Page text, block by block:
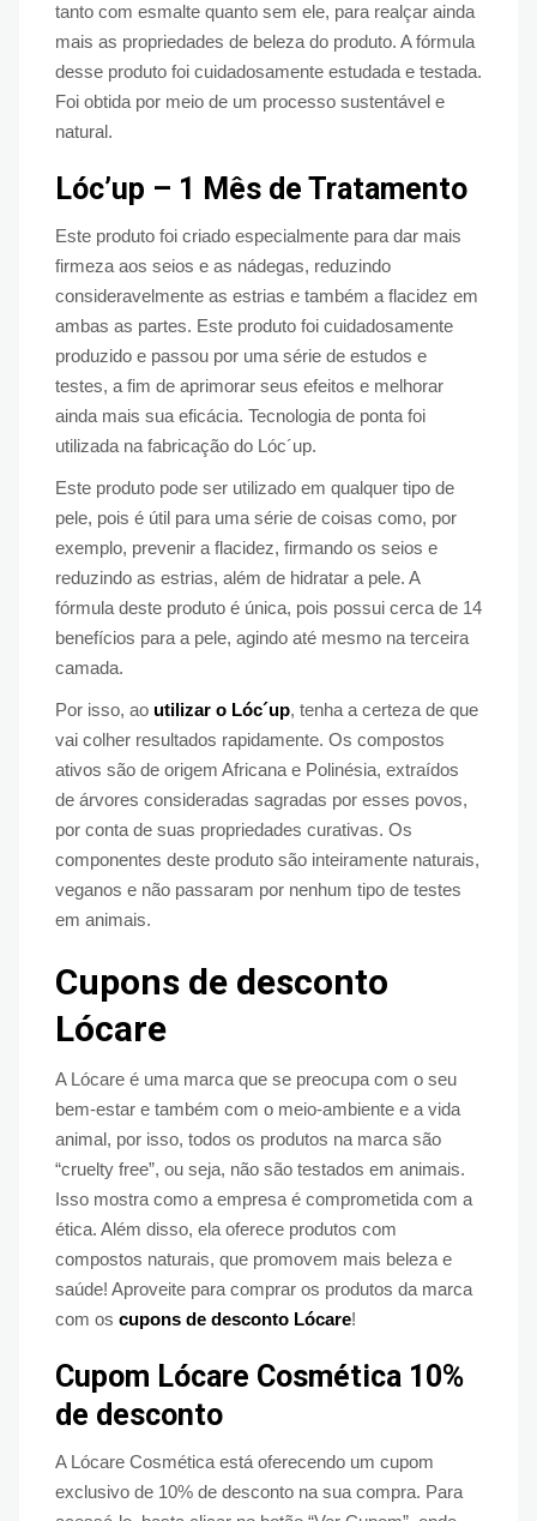
tanto com esmalte quanto sem ele, para realçar ainda
mais as propriedades de beleza do produto. A fórmula
desse produto foi cuidadosamente estudada e testada.
Foi obtida por meio de um processo sustentável e
natural.
Lóc’up – 1 Mês de Tratamento
Este produto foi criado especialmente para dar mais
firmeza aos seios e as nádegas, reduzindo
consideravelmente as estrias e também a flacidez em
ambas as partes. Este produto foi cuidadosamente
produzido e passou por uma série de estudos e
testes, a fim de aprimorar seus efeitos e melhorar
ainda mais sua eficácia. Tecnologia de ponta foi
utilizada na fabricação do Lóc´up.
Este produto pode ser utilizado em qualquer tipo de
pele, pois é útil para uma série de coisas como, por
exemplo, prevenir a flacidez, firmando os seios e
reduzindo as estrias, além de hidratar a pele. A
fórmula deste produto é única, pois possui cerca de 14
benefícios para a pele, agindo até mesmo na terceira
camada.
Por isso, ao utilizar o Lóc´up, tenha a certeza de que
vai colher resultados rapidamente. Os compostos
ativos são de origem Africana e Polinésia, extraídos
de árvores consideradas sagradas por esses povos,
por conta de suas propriedades curativas. Os
componentes deste produto são inteiramente naturais,
veganos e não passaram por nenhum tipo de testes
em animais.
Cupons de desconto
Lócare
A Lócare é uma marca que se preocupa com o seu
bem-estar e também com o meio-ambiente e a vida
animal, por isso, todos os produtos na marca são
“cruelty free”, ou seja, não são testados em animais.
Isso mostra como a empresa é comprometida com a
ética. Além disso, ela oferece produtos com
compostos naturais, que promovem mais beleza e
saúde! Aproveite para comprar os produtos da marca
com os cupons de desconto Lócare!
Cupom Lócare Cosmética 10%
de desconto
A Lócare Cosmética está oferecendo um cupom
exclusivo de 10% de desconto na sua compra. Para